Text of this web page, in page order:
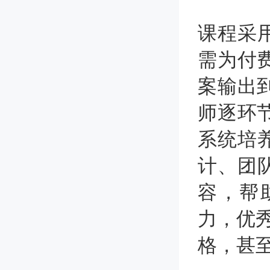
课程采
需为付
案输出
师逐环
系统培
计、团
容，帮
力，优
格，甚